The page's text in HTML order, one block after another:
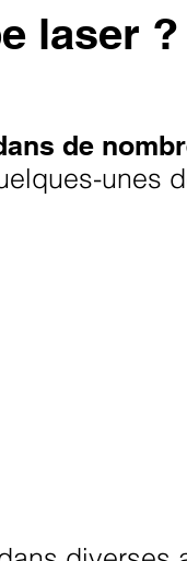
laser ?
de
unes